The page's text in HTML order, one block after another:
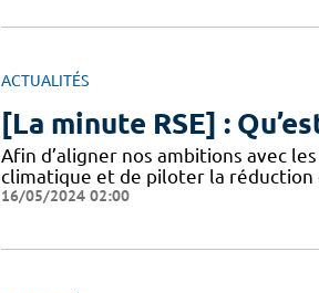
ACTUALITÉS
[La minute RSE] :
Afin d’aligner nos ambitions avec
climatique et de piloter la réduction
16/05/2024 02:00